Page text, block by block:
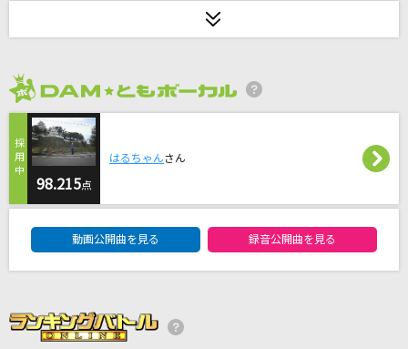
青のすみか
キタニタツヤ
[生音]果てない空
嵐(アラシ)
小さな恋のうた
MONGOL800
Snow Man
98.215点
はるちゃんさん
動画公開曲を見る 録音公開曲を見る